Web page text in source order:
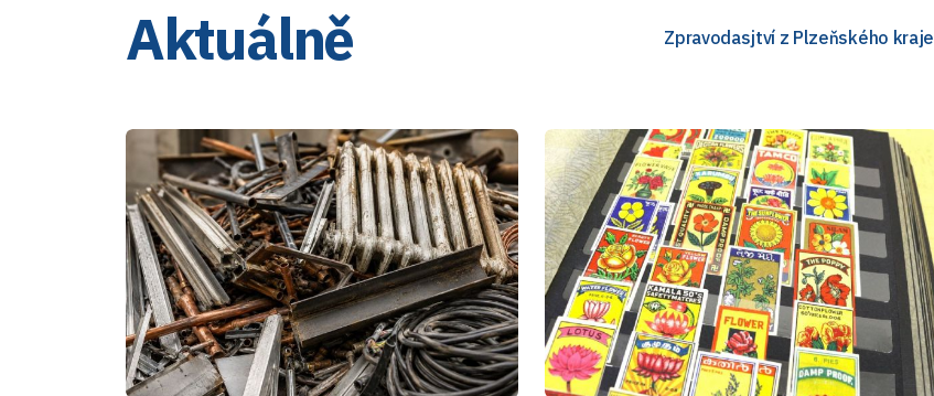
Aktuálně Zpravodasjtví z Plzeňského kraje